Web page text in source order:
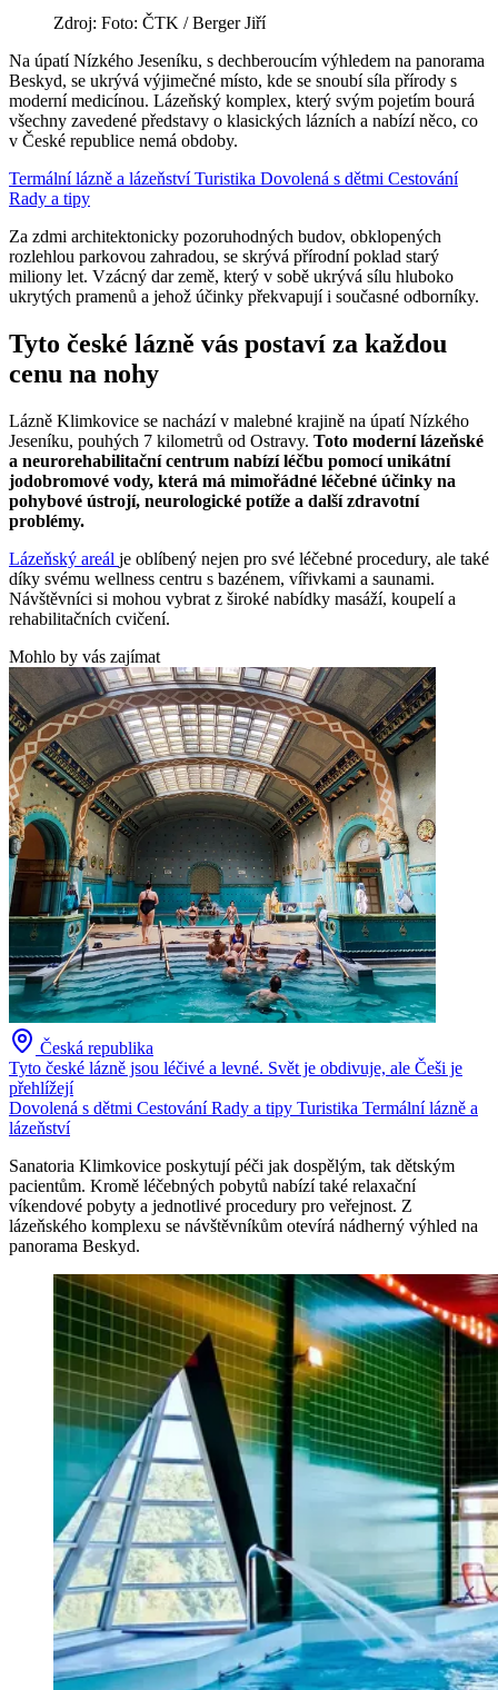
Zdroj: Foto: ČTK / Berger Jiří
Na úpatí Nízkého Jeseníku, s dechberoucím výhledem na panorama
Beskyd, se ukrývá výjimečné místo, kde se snoubí síla přírody s
moderní medicínou. Lázeňský komplex, který svým pojetím bourá
všechny zavedené představy o klasických lázních a nabízí něco, co
v České republice nemá obdoby.
Termální lázně a lázeňstvíTuristika Dovolená s dětmi Cestování
Rady a tipy
Za zdmi architektonicky pozoruhodných budov, obklopených
rozlehlou parkovou zahradou, se skrývá přírodní poklad starý
miliony let. Vzácný dar země, který v sobě ukrývá sílu hluboko
ukrytých pramenů a jehož účinky překvapují i současné odborníky.
Tyto české lázně vás postaví za každou
cenu na nohy
Lázně Klimkovice se nachází v malebné krajině na úpatí Nízkého
Jeseníku, pouhých 7 kilometrů od Ostravy. Toto moderní lázeňské
a neurorehabilitační centrum nabízí léčbu pomocí unikátní
jodobromové vody, která má mimořádné léčebné účinky na
pohybové ústrojí, neurologické potíže a další zdravotní
problémy.
Lázeňský areál je oblíbený nejen pro své léčebné procedury, ale také
díky svému wellness centru s bazénem, vířivkami a saunami.
Návštěvníci si mohou vybrat z široké nabídky masáží, koupelí a
rehabilitačních cvičení.
Mohlo by vás zajímat
Česká republika
Tyto české lázně jsou léčivé a levné. Svět je obdivuje, ale Češi je
přehlížejí
Dovolená s dětmi CestováníRady a tipy Turistika Termální lázně a
lázeňství
Sanatoria Klimkovice poskytují péči jak dospělým, tak dětským
pacientům. Kromě léčebných pobytů nabízí také relaxační
víkendové pobyty a jednotlivé procedury pro veřejnost. Z
lázeňského komplexu se návštěvníkům otevírá nádherný výhled na
panorama Beskyd.